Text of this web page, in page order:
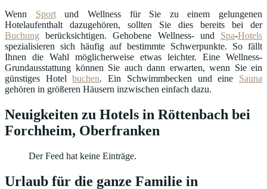
Wenn Sportund Wellness für Sie zu einem gelungenen
Hotelaufenthalt dazugehören, sollten Sie dies bereits bei der
Buchung berücksichtigen. Gehobene Wellness- und Spa-Hotels
spezialisieren sich häufig auf bestimmte Schwerpunkte. So fällt
Ihnen die Wahl möglicherweise etwas leichter. Eine Wellness-
Grundausstattung können Sie auch dann erwarten, wenn Sie ein
günstiges Hotelbuchen. Ein Schwimmbecken und eine Sauna
gehören in größeren Häusern inzwischen einfach dazu.
Neuigkeiten zu Hotels in Röttenbach bei
Forchheim, Oberfranken
Der Feed hat keine Einträge.
Urlaub für die ganze Familie in